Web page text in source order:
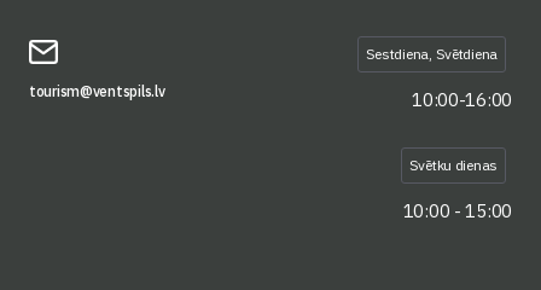
tourism@ventspils.lv
Sestdiena, Svētdiena
10:00-16:00
Svētku dienas
10:00 - 15:00